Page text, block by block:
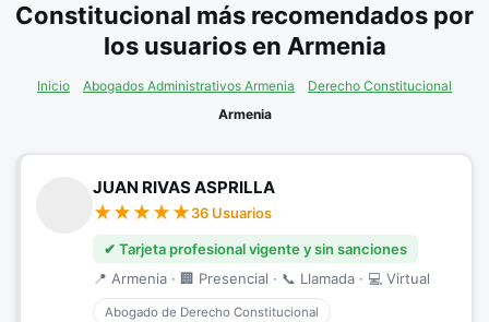
Constitucional más recomendados por
los usuarios en Armenia
Inicio Abogados Administrativos Armenia
Derecho Constitucional
Armenia
JUAN RIVAS ASPRILLA
36 Usuarios
✔ Tarjeta profesional vigente y sin sanciones
📍 Armenia · 🏢 Presencial · 📞 Llamada · 💻 Virtual
Abogado de Derecho Constitucional